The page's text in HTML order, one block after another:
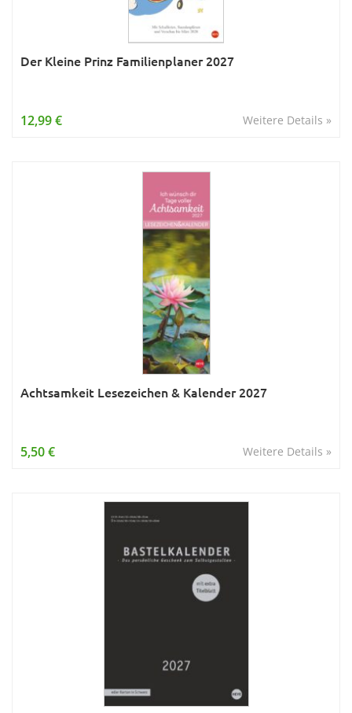
Der Kleine Prinz Familienplaner 2027
Weitere Details »
12,99 €
Achtsamkeit Lesezeichen & Kalender 2027
Weitere Details »
5,50 €